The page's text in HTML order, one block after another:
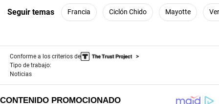
Seguir temas Francia Ciclón Chido Mayotte
Conforme a los criterios de
Tipo de trabajo:
Noticias